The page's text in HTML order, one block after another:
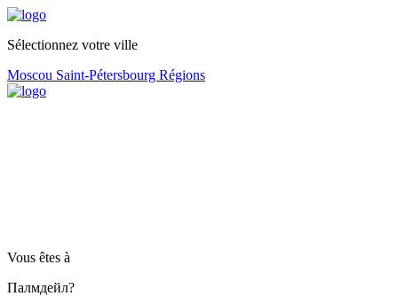
Sélectionnez votre ville
Moscou Saint-Pétersbourg Régions
Vous êtes à
Палмдейл?